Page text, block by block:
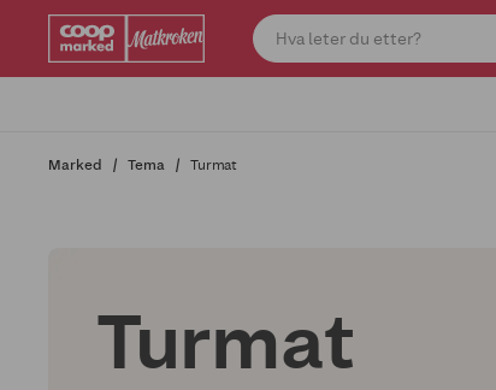
Marked Tema Turmat
Turmat